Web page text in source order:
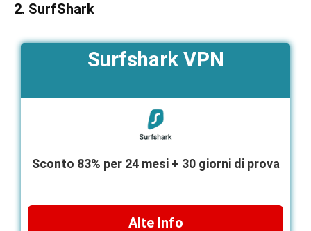
2. SurfShark
Surfshark VPN
Sconto 83% per 24 mesi + 30 giorni di prova
Alte Info